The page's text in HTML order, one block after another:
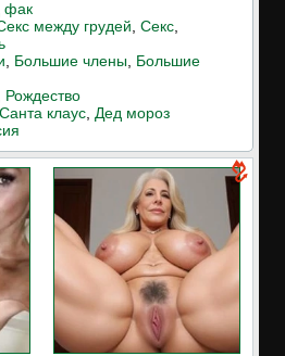
фак
между грудей Секс
Большие члены Большие
Рождество
Санта клаус Дед мороз